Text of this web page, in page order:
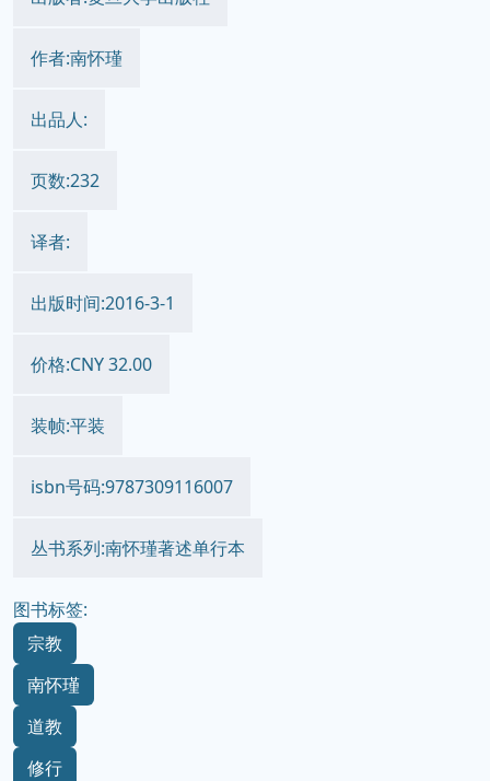
作者:南怀瑾
出品人:
页数:232
译者:
出版时间:2016-3-1
价格:CNY 32.00
装帧:平装
isbn号码:9787309116007
丛书系列:南怀瑾著述单行本
图书标签:
宗教
南怀瑾
道教
修行